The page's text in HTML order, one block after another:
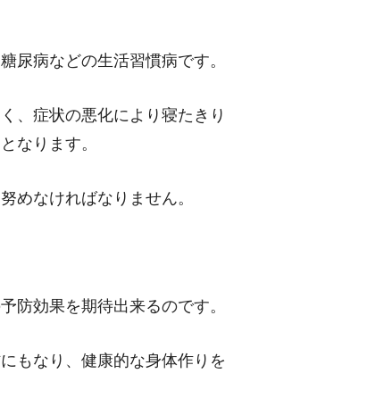
尿病などの生活習慣病です。
、症状の悪化により寝たきり
なります。
めなければなりません。
防効果を期待出来るのです。
もなり、健康的な身体作りを